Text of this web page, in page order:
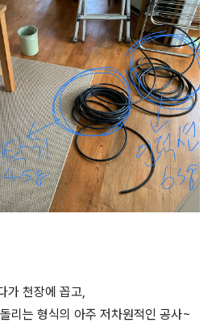
가 천장에 꼽고,
리는 형식의 아주 저차원적인 공사~